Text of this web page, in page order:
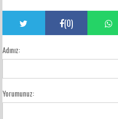
(0)
Adınız:
Yorumunuz: